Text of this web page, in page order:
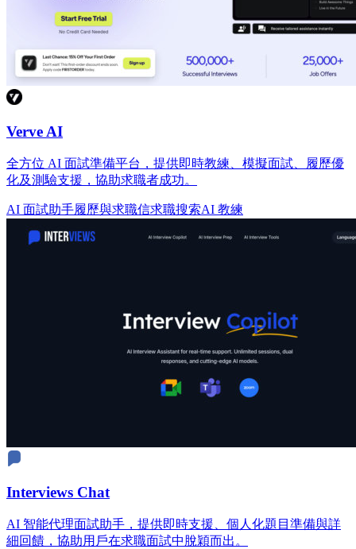
Verve AI
全方位 AI 面試準備平台，提供即時教練、模擬面試、履歷優
化及測驗支援，協助求職者成功。
AI 面試助手履歷與求職信求職搜索AI 教練
Interviews Chat
AI 智能代理面試助手，提供即時支援、個人化題目準備與詳
細回饋，協助用戶在求職面試中脫穎而出。